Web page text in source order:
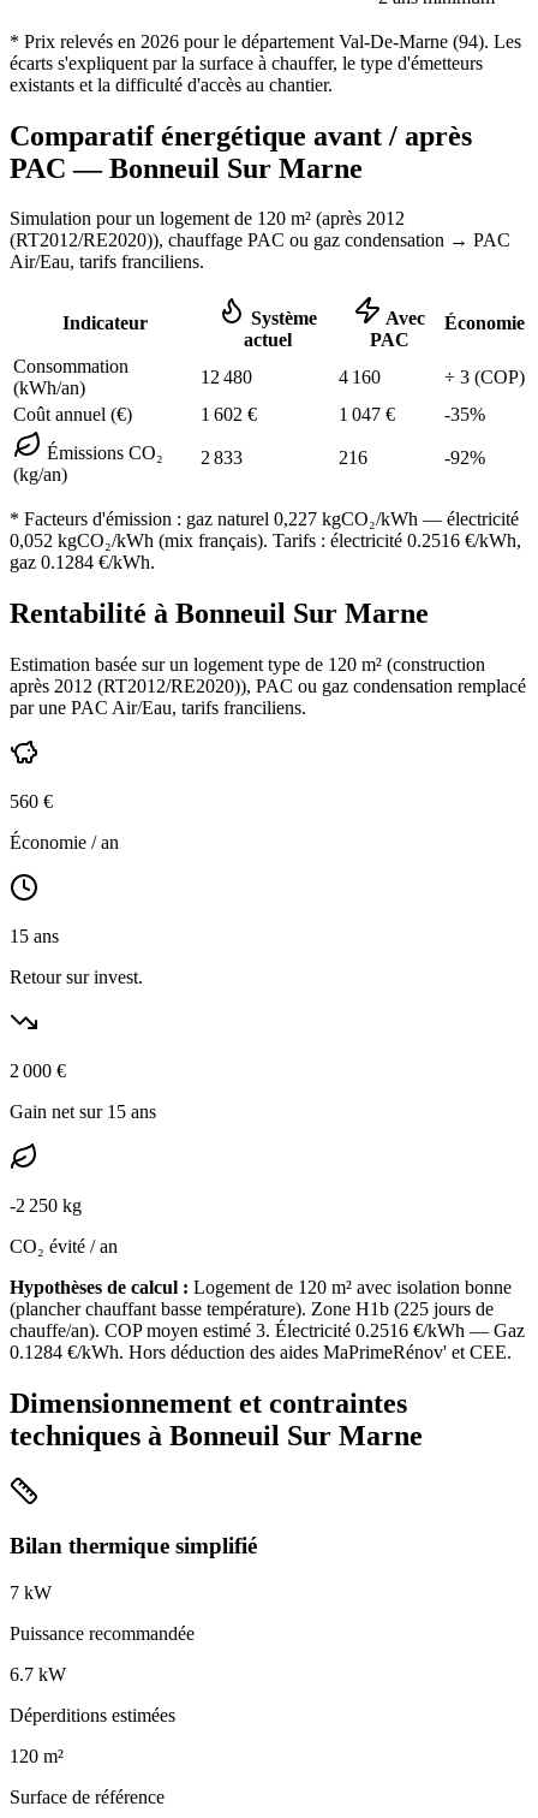
* Prix relevés en 2026 pour le département Val-De-Marne (94). Les
écarts s'expliquent par la surface à chauffer, le type d'émetteurs
existants et la difficulté d'accès au chantier.
Comparatif énergétique avant / après
PAC —Bonneuil Sur Marne
Simulation pour un logement de 120 m² (après 2012
(RT2012/RE2020)), chauffage PAC ou gaz condensation → PAC
Air/Eau, tarifs franciliens.
Indicateur
Système
actuel
Avec
PAC
Économie
Consommation
(kWh/an)
12 480 4 160 ÷ 3 (COP)
Coût annuel (€)
1 602 € 1 047 € -35%
Émissions CO₂
(kg/an)
2 833 216 -92%
* Facteurs d'émission : gaz naturel 0,227 kgCO₂/kWh — électricité
0,052 kgCO₂/kWh (mix français). Tarifs : électricité 0.2516 €/kWh,
gaz 0.1284 €/kWh.
Rentabilité à Bonneuil Sur Marne
Estimation basée sur un logement type de 120 m² (construction
après 2012 (RT2012/RE2020)), PAC ou gaz condensation remplacé
par une PAC Air/Eau, tarifs franciliens.
560 €
Économie / an
15 ans
Retour sur invest.
2 000 €
Gain net sur 15 ans
-2 250 kg
CO₂ évité / an
Hypothèses de calcul : Logement de 120 m² avec isolation bonne
(plancher chauffant basse température). Zone H1b (225 jours de
chauffe/an). COP moyen estimé 3. Électricité 0.2516 €/kWh — Gaz
0.1284 €/kWh. Hors déduction des aides MaPrimeRénov' et CEE.
Dimensionnement et contraintes
techniques à Bonneuil Sur Marne
Bilan thermique simplifié
7 kW
Puissance recommandée
6.7 kW
Déperditions estimées
120 m²
Surface de référence